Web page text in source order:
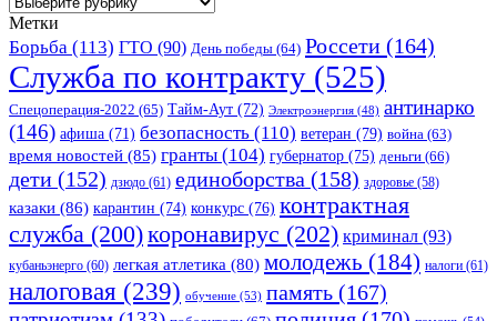
Метки
Борьба (113) ГТО (90) День победы (64) Россети (164)
Служба по контракту (525)
Спецоперация-2022 (65) Тайм-Аут (72) Электроэнергия (48) антинарко
(146) афиша (71) безопасность (110) ветеран (79) война (63)
время новостей (85) гранты (104) губернатор (75) деньги (66)
дети (152) дзюдо (61) единоборства (158) здоровье (58)
казаки (86) карантин (74) конкурс (76) контрактная
служба (200)коронавирус (202) криминал (93)
кубаньэнерго (60) легкая атлетика (80) молодежь (184) налоги (61)
налоговая (239) обучение (53) память (167)